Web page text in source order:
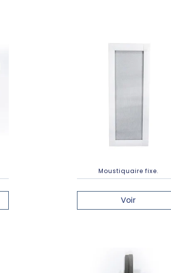
Moustiquaire fixe.
Voir